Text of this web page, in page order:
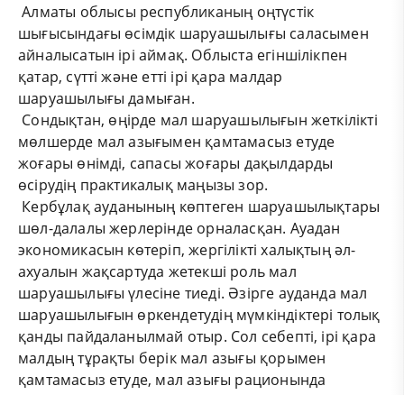
Алматы облысы республиканың оңтүстік
шығысындағы өсімдік шаруашылығы саласымен
айналысатын ірі аймақ. Облыста егіншілікпен
қатар, сүтті және етті ірі қара малдар
шаруашылығы дамыған.
Сондықтан, өңірде мал шаруашылығын жеткілікті
мөлшерде мал азығымен қамтамасыз етуде
жоғары өнімді, сапасы жоғары дақылдарды
өсірудің практикалық маңызы зор.
Кербұлақ ауданының көптеген шаруашылықтары
шөл-далалы жерлерінде орналасқан. Ауадан
экономикасын көтеріп, жергілікті халықтың әл-
ахуалын жақсартуда жетекші роль мал
шаруашылығы үлесіне тиеді. Әзірге ауданда мал
шаруашылығын өркендетудің мүмкіндіктері толық
қанды пайдаланылмай отыр. Сол себепті, ірі қара
малдың тұрақты берік мал азығы қорымен
қамтамасыз етуде, мал азығы рационында